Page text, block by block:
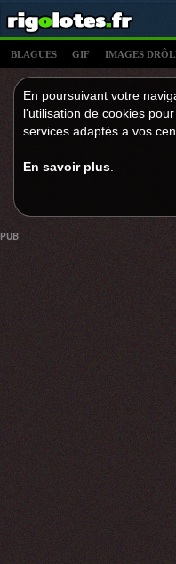
BLAGUES GIF IMAGES
En poursuivant votre
l'utilisation de cookies
services adaptés a vos
En savoir plus
PUB